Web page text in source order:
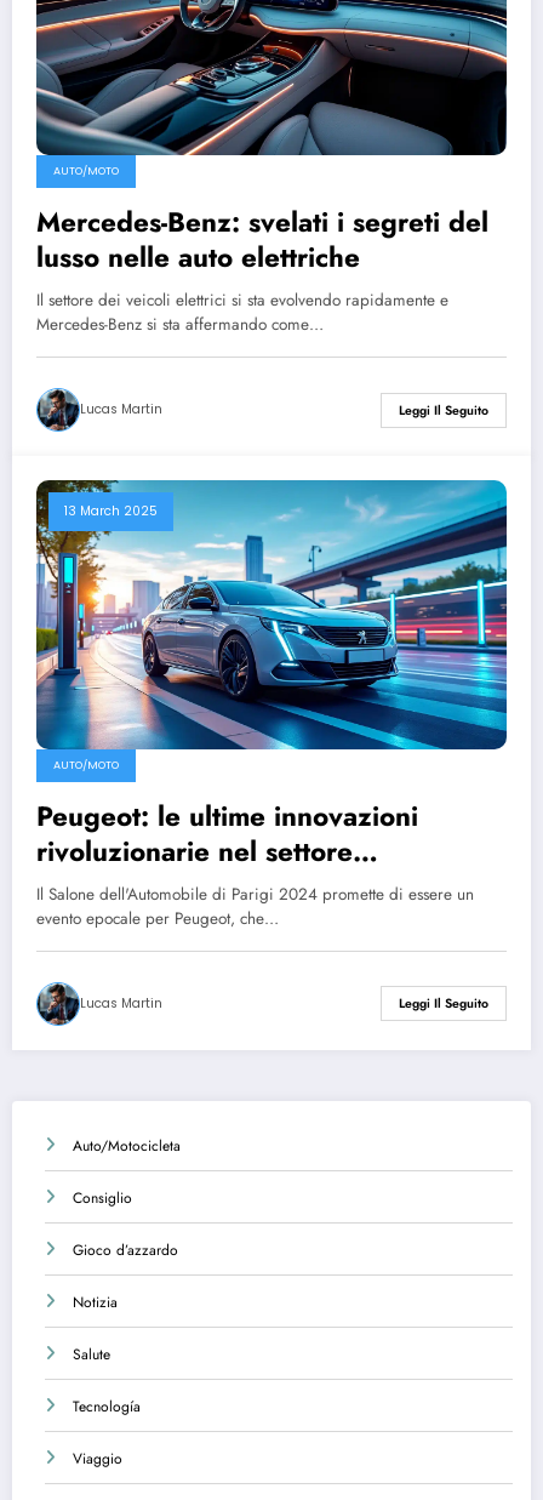
AUTO/MOTO
Mercedes-Benz: svelati i segreti del
lusso nelle auto elettriche
Il settore dei veicoli elettrici si sta evolvendo rapidamente e
Mercedes-Benz si sta affermando come…
Lucas Martin Leggi Il Seguito
13 March 2025
AUTO/MOTO
Peugeot: le ultime innovazioni
rivoluzionarie nel settore
automobilistico
Il Salone dell'Automobile di Parigi 2024 promette di essere un
evento epocale per Peugeot, che…
Lucas Martin Leggi Il Seguito
Auto/Motocicleta
Consiglio
Gioco d’azzardo
Notizia
Salute
Tecnología
Viaggio